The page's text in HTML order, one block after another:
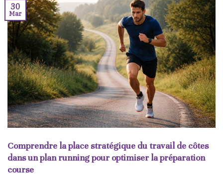
30
Mar
Comprendre la place stratégique du travail de côtes
dans un plan running pour optimiser la préparation
course